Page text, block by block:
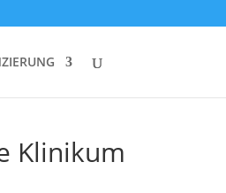
Klinikum